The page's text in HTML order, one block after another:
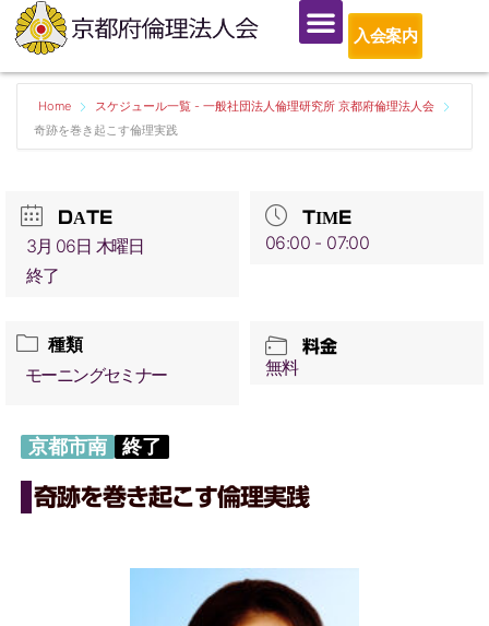
入会案内
Home
スケジュール一覧 - 一般社団法人倫理研究所 京都府倫理法人会
奇跡を巻き起こす倫理実践
DATE
3月 06日 木曜日
終了
TIME
06:00 - 07:00
種類
モーニングセミナー
料金
無料
京都市南 終了
奇跡を巻き起こす倫理実践